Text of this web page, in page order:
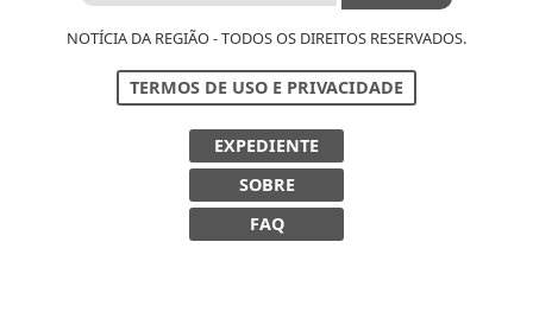
NOTÍCIA DA REGIÃO - TODOS OS DIREITOS RESERVADOS.
TERMOS DE USO E PRIVACIDADE
EXPEDIENTE
SOBRE
FAQ